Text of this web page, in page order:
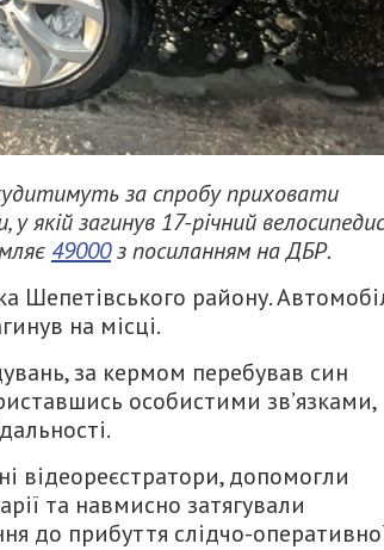
за спробу приховати
якій загинув 17-річний
49000з посиланням на ДБР.
Шепетівського району.
на місці.
за кермом перебував син
особистими зв’язками,
відеореєстратори, допомогли
та навмисно затягували
до прибуття слідчо-